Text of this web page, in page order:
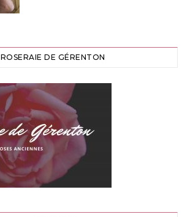
ROSERAIE DE GÉRENTON